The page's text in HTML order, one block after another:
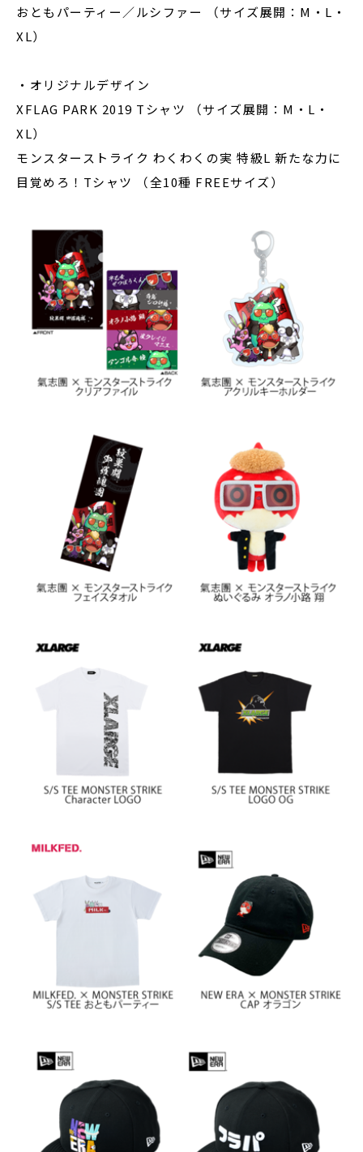
おともパーティー／ルシファー （サイズ展開：M・L・
XL）
・オリジナルデザイン
XFLAG PARK 2019 Tシャツ （サイズ展開：M・L・
XL）
モンスターストライク わくわくの実 特級L 新たな力に
目覚めろ！Tシャツ （全10種 FREEサイズ）